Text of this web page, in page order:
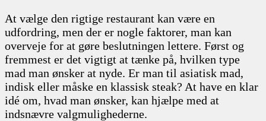
At vælge den rigtige restaurant kan være en
udfordring, men der er nogle faktorer, man kan
overveje for at gøre beslutningen lettere. Først og
fremmest er det vigtigt at tænke på, hvilken type
mad man ønsker at nyde. Er man til asiatisk mad,
indisk eller måske en klassisk steak? At have en klar
idé om, hvad man ønsker, kan hjælpe med at
indsnævre valgmulighederne.